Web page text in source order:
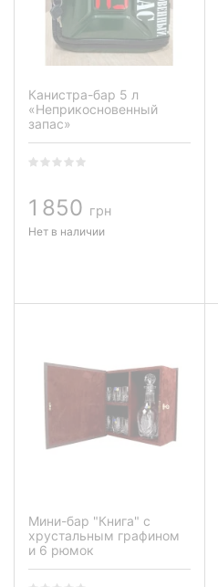
Канистра-бар 5 л
«Неприкосновенный
запас»
1 850 грн
Нет в наличии
Мини-бар "Книга" с
хрустальным графином
и 6 рюмок